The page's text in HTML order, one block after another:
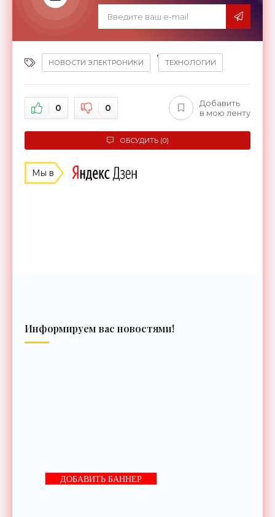
НОВОСТИ ЭЛЕКТРОНИКИ
,
ТЕХНОЛОГИИ
0 0
Добавить
в мою ленту
ОБСУДИТЬ (0)
Мы в
Информируем вас новостями!
ДОБАВИТЬ БАННЕР